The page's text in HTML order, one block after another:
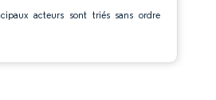
acteurs sont triés sans ordre